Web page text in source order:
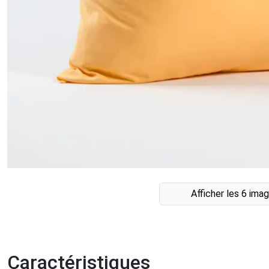
Afficher les 6
Caractéristiques